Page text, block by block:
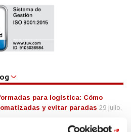
para logística: Cómo
y evitar paradas 29 julio,
y gourmet
11 junio, 2026